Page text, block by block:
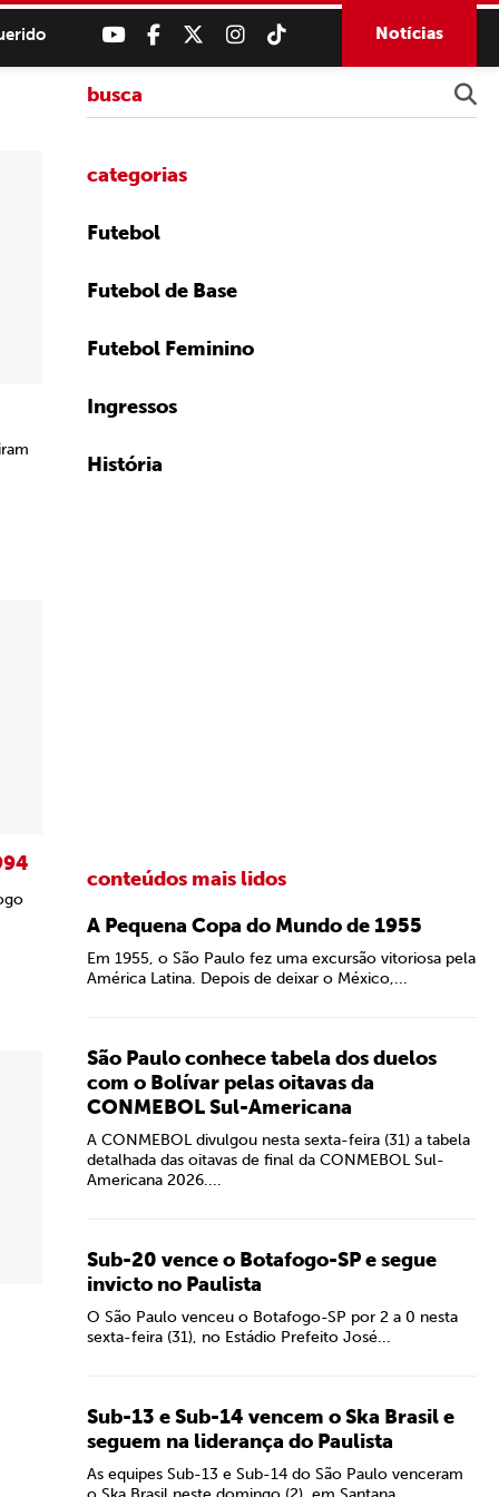
Notícias
categorias
Futebol
Futebol de Base
Futebol Feminino
Ingressos
História
conteúdos mais lidos
A Pequena Copa do Mundo de 1955
Em 1955, o São Paulo fez uma excursão vitoriosa pela
América Latina. Depois de deixar o México,...
São Paulo conhece tabela dos duelos
com o Bolívar pelas oitavas da
CONMEBOL Sul-Americana
A CONMEBOL divulgou nesta sexta-feira (31) a tabela
detalhada das oitavas de final da CONMEBOL Sul-
Americana 2026....
Sub-20 vence o Botafogo-SP e segue
invicto no Paulista
O São Paulo venceu o Botafogo-SP por 2 a 0 nesta
sexta-feira (31), no Estádio Prefeito José...
Sub-13 e Sub-14 vencem o Ska Brasil e
seguem na liderança do Paulista
As equipes Sub-13 e Sub-14 do São Paulo venceram